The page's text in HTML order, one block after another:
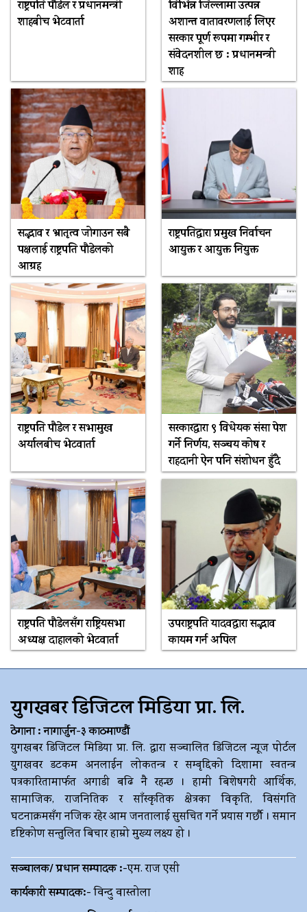
राष्ट्रपति पौडेल र प्रधानमन्त्री
शाहबीच भेटवार्ता
विभिन्न जिल्लामा उत्पन्न
अशान्त वातावरणलाई लिएर
सरकार पूर्ण रूपमा गम्भीर र
संवेदनशील छ : प्रधानमन्त्री
शाह
सद्भाव र भ्रातृत्व जोगाउन सबै
पक्षलाई राष्ट्रपति पौडेलको
आग्रह
राष्ट्रपतिद्वारा प्रमुख निर्वाचन
आयुक्त र आयुक्त नियुक्त
राष्ट्रपति पौडेल र सभामुख
अर्यालबीच भेटवार्ता
सरकारद्धारा ९ विधेयक संसद्मा पेश
गर्ने निर्णय, सञ्चय कोष र
राहदानी ऐन पनि संशोधन हुँदै
राष्ट्रपति पौडेलसँग राष्ट्रियसभा
अध्यक्ष दाहालको भेटवार्ता
उपराष्ट्रपति यादवद्वारा सद्भाव
कायम गर्न अपिल
युगखबर डिजिटल मिडिया प्रा. लि.
ठेगाना : नागार्जुन-३ काठमाण्डौं
युगखबर डिजिटल मिडिया प्रा. लि. द्धारा सञ्चालित डिजिटल न्यूज पोर्टल
युगखवर डटकम अनलाईन लोकतन्त्र र सम्बृद्दिको दिशामा स्वतन्त्र
पत्रकारितामार्फत अगाडी बढि नै रहन्छ । हामी बिशेषगरी आर्थिक,
सामाजिक, राजनितिक र साँस्कृतिक क्षेत्रका विकृति, विसंगति
घटनाक्रमसँग नजिक रहेर आम जनतालाई सुसचित गर्ने प्रयास गर्छौ । समान
दृष्टिकोण सन्तुलित बिचार हाम्रो मुख्य लक्ष्य हो ।
सञ्चालक/ प्रधान सम्पादक :-एम. राज एसी
कार्यकारी सम्पादक:-विन्दु वास्तोला